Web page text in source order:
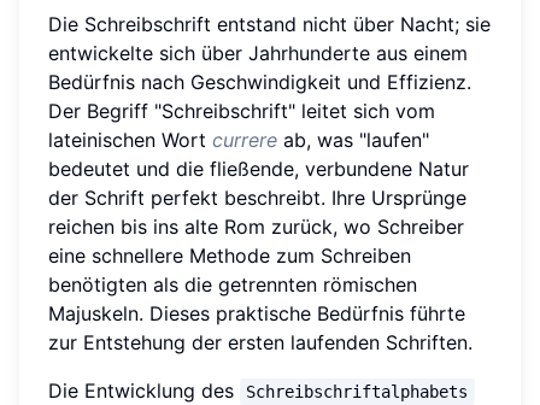
Die Schreibschrift entstand nicht über Nacht; sie
entwickelte sich über Jahrhunderte aus einem
Bedürfnis nach Geschwindigkeit und Effizienz.
Der Begriff "Schreibschrift" leitet sich vom
lateinischen Wort currere ab, was "laufen"
bedeutet und die fließende, verbundene Natur
der Schrift perfekt beschreibt. Ihre Ursprünge
reichen bis ins alte Rom zurück, wo Schreiber
eine schnellere Methode zum Schreiben
benötigten als die getrennten römischen
Majuskeln. Dieses praktische Bedürfnis führte
zur Entstehung der ersten laufenden Schriften.
Die Entwicklung des
Schreibschriftalphabets